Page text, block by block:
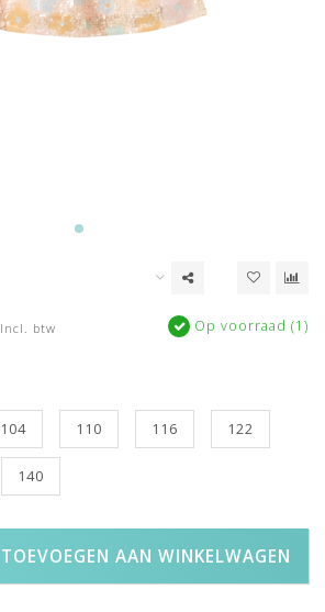
Incl. btw Op voorraad (1)
104 110 116 122
140
TOEVOEGEN AAN WINKELWAGEN